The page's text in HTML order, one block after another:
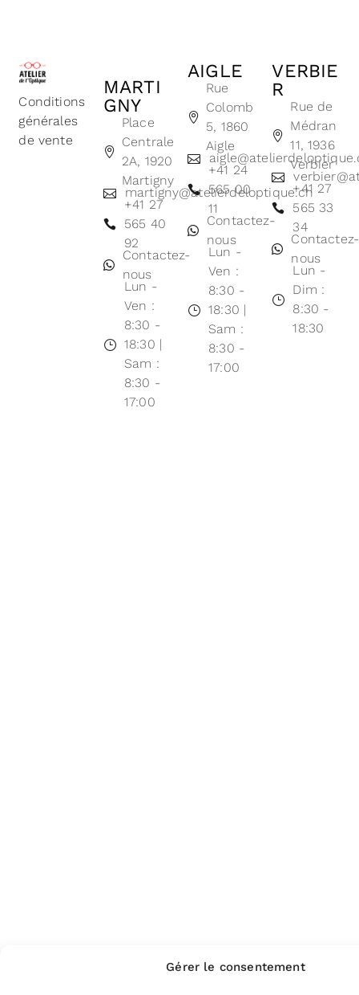
Gérer le consentement
Conditions
générales
de vente
MARTI
GNY
Place
Centrale
2A, 1920
Martigny
martigny@atelierdeloptique.ch
+41 27
565 40
92
Contactez-
nous
Lun -
Ven :
8:30 -
18:30 |
Sam :
8:30 -
17:00
AIGLE
Rue
Colomb
5, 1860
Aigle
+41 24
565 00
11
Contactez-
nous
Lun -
Ven :
8:30 -
18:30 |
Sam :
8:30 -
17:00
VERBIE
R
Rue de
Médran
11, 1936
Verbier
+41 27
565 33
34
Contactez-
nous
Lun -
Dim :
8:30 -
18:30